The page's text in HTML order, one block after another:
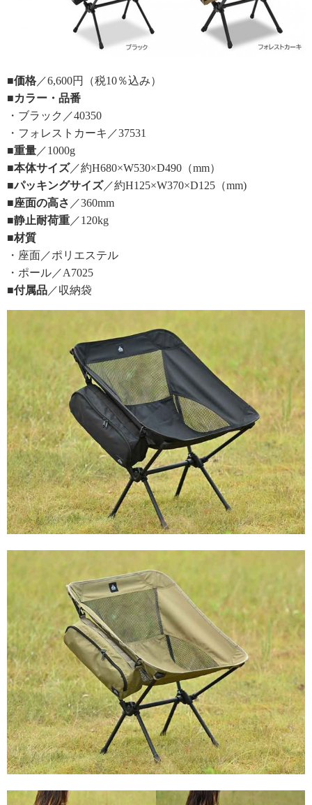
■価格 ／6,600円（税10％込み）
■カラー・品番
・ブラック／40350
・フォレストカーキ／37531
■重量 ／1000g
■本体サイズ／約H680×W530×D490（mm）
■パッキングサイズ／約H125×W370×D125（mm)
■座面の高さ ／360mm
■静止耐荷重 ／120kg
■材質
・座面／ポリエステル
・ポール／A7025
■付属品 ／収納袋